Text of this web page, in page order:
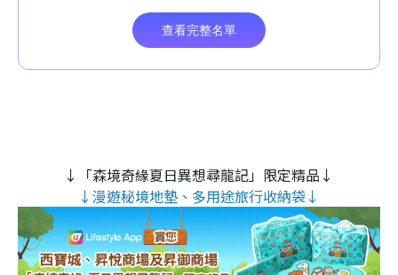
↓「森境奇緣夏日異想尋龍記」限定精品↓
↓漫遊秘境地墊、多用途旅行收納袋↓